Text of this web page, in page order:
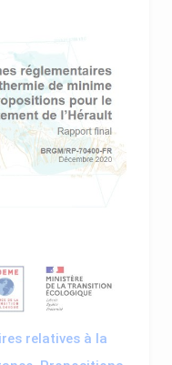
relatives à la